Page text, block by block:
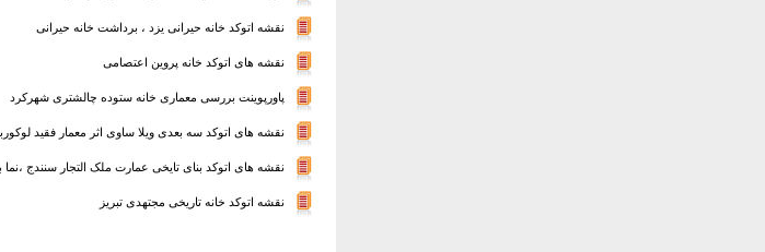
نقشه اتوکد خانه حیرانی یزد ، برداشت خانه حیرانی
نقشه های اتوکد خانه پروین اعتصامی
پاورپوینت بررسی معماری خانه ستوده چالشتری شهرکرد
نقشه های اتوکد سه بعدی ویلا ساوی اثر معمار فقید
نقشه های اتوکد بنای تایخی عمارت ملک التجار سنندج
نقشه اتوکد خانه تاریخی مجتهدی تبریز